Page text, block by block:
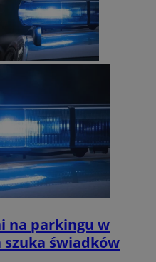
na parkingu w
szuka świadków